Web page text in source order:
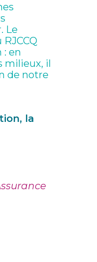
Le
: en
milieux, il
de notre
la